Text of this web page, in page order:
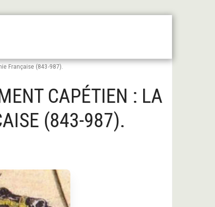
Française (843-987).
CAPÉTIEN : LA
(843-987).